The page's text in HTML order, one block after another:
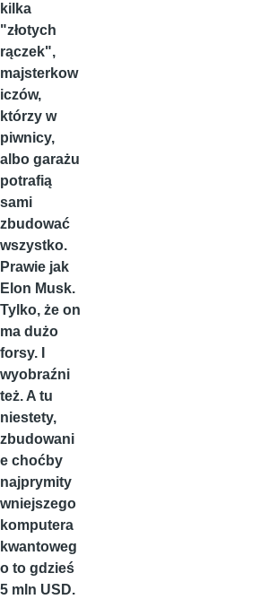
kilka
"złotych
rączek",
majsterkow
iczów,
którzy w
piwnicy,
albo garażu
potrafią
sami
zbudować
wszystko.
Prawie jak
Elon Musk.
Tylko, że on
ma dużo
forsy. I
wyobraźni
też. A tu
niestety,
zbudowani
e choćby
najprymity
wniejszego
komputera
kwantoweg
o to gdzieś
5 mln USD.